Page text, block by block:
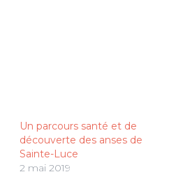
Un parcours santé et de
découverte des anses de
Sainte-Luce
2 mai 2019